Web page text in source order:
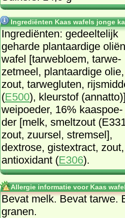
Ingrediënten Kaas wafels jonge
In­gre­di­ën­ten: ge­deel­te­lijk
ge­har­de plant­aar­di­ge
wa­fel [tar­we­bloem, tar­we­
zet­meel, plant­aar­di­ge olie,
zout, tar­weg­lu­ten,
(E500), kleur­stof
wei­poe­der, 16% kaaspoe­
der [melk, smelt­zout
zout, zuur­sel, strem­sel],
dex­tro­se, gist­ex­tract, zout,
an­ti­oxi­dant (E306).
Allergie informatie voor Kaas
Be­vat melk. Be­vat tar­we.
gra­nen.